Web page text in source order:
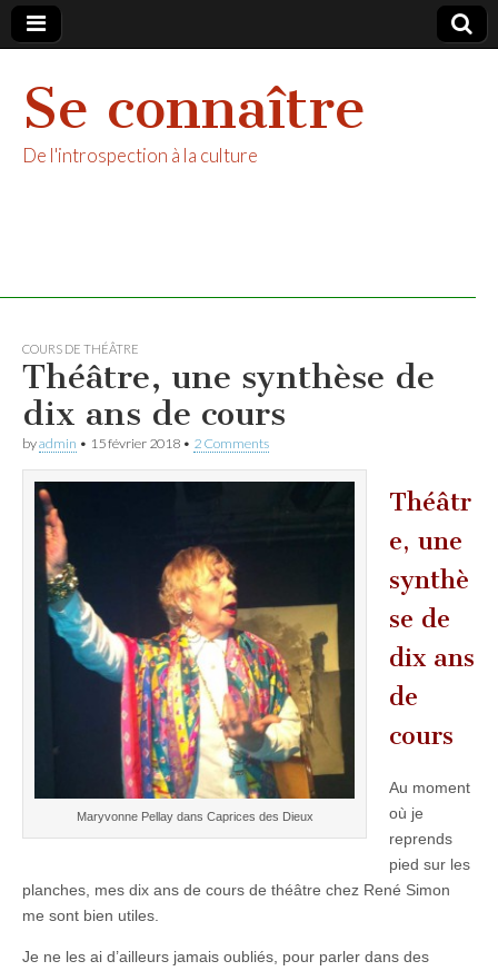
Se connaître
De l'introspection à la culture
COURS DE THÉÂTRE
Théâtre, une synthèse de
dix ans de cours
byadmin • 15 février 2018 • 2 Comments
Maryvonne Pellay dans Caprices des Dieux
Théâtr
e, une
synthè
se de
dix ans
de
cours
Au moment
où je
reprends
pied sur les
planches, mes dix ans de cours de théâtre chez René Simon
me sont bien utiles.
Je ne les ai d’ailleurs jamais oubliés, pour parler dans des